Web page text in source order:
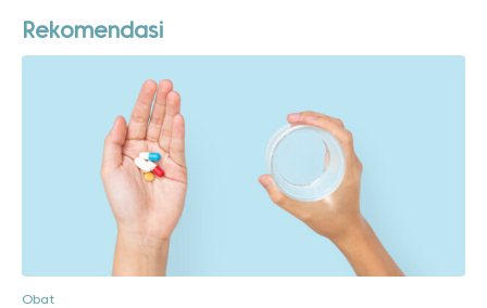
Rekomendasi
Obat